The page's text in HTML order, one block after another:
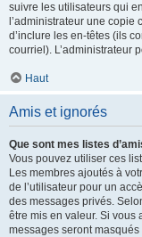
suivre les utilisateurs qui
l’administrateur une copie
d’inclure les en-têtes (ils
courriel). L’administrateur
Haut
Amis et ignorés
Que sont mes listes
Vous pouvez utiliser ces
Les membres ajoutés à
de l’utilisateur pour un
des messages privés.
être mis en valeur. Si vous
messages seront masqués